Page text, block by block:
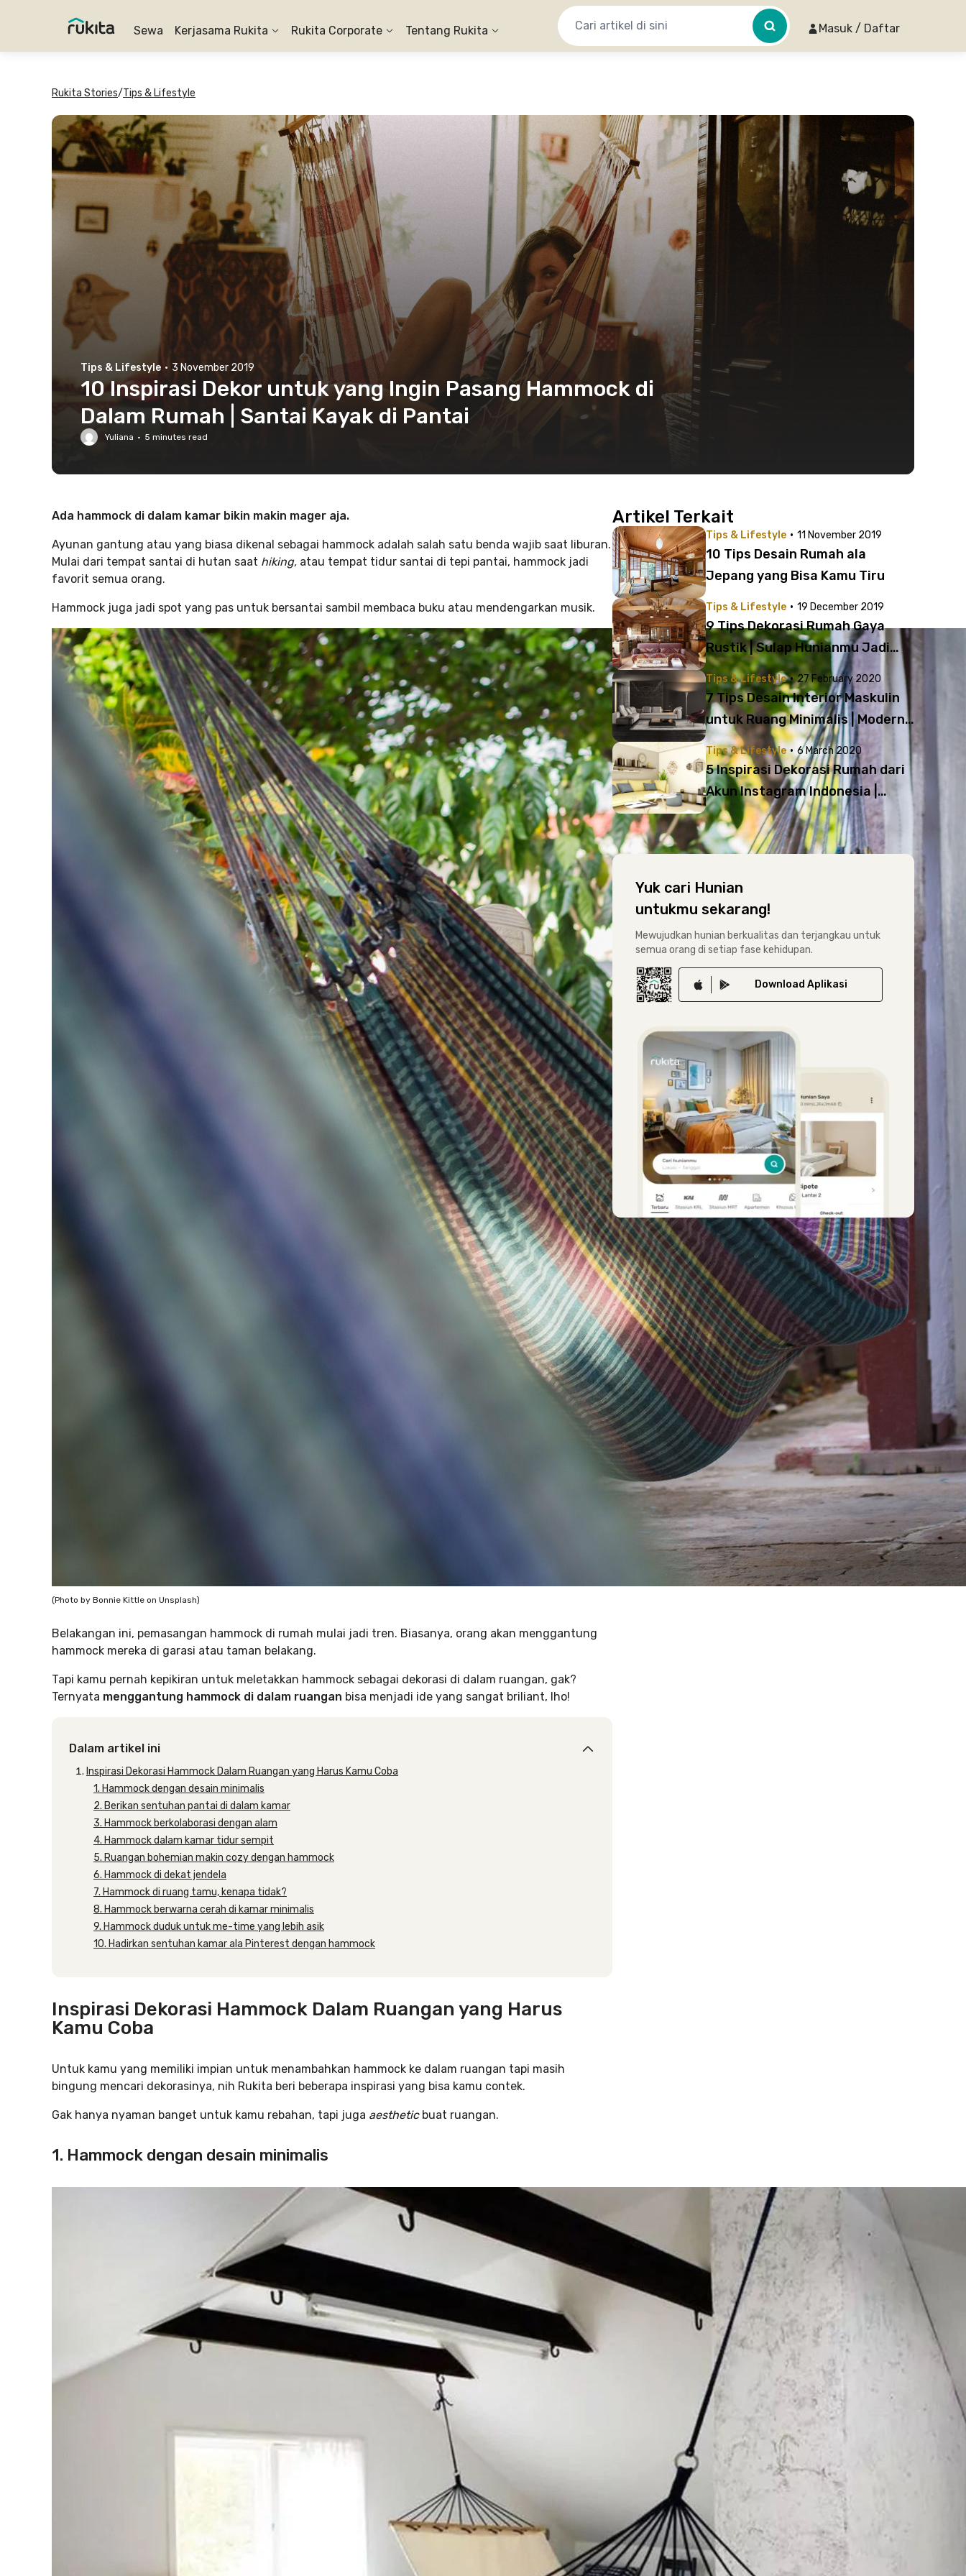
Sewa Kerjasama Rukita Rukita Corporate Tentang Rukita Masuk / Daftar
Rukita Stories/Tips & Lifestyle
Tips & Lifestyle · 3 November 2019
10 Inspirasi Dekor untuk yang Ingin Pasang Hammock di
Dalam Rumah | Santai Kayak di Pantai
Yuliana · 5 minutes read
Ada hammock di dalam kamar bikin makin mager aja.
Ayunan gantung atau yang biasa dikenal sebagai hammock adalah salah satu benda wajib saat liburan.
Mulai dari tempat santai di hutan saat hiking, atau tempat tidur santai di tepi pantai, hammock jadi
favorit semua orang.
Hammock juga jadi spot yang pas untuk bersantai sambil membaca buku atau mendengarkan musik.
(Photo by Bonnie Kittle on Unsplash)
Belakangan ini, pemasangan hammock di rumah mulai jadi tren. Biasanya, orang akan menggantung
hammock mereka di garasi atau taman belakang.
Tapi kamu pernah kepikiran untuk meletakkan hammock sebagai dekorasi di dalam ruangan, gak?
Ternyata menggantung hammock di dalam ruangan bisa menjadi ide yang sangat briliant, lho!
Dalam artikel ini
Inspirasi Dekorasi Hammock Dalam Ruangan yang Harus Kamu Coba
1. Hammock dengan desain minimalis
2. Berikan sentuhan pantai di dalam kamar
3. Hammock berkolaborasi dengan alam
4. Hammock dalam kamar tidur sempit
5. Ruangan bohemian makin cozy dengan hammock
6. Hammock di dekat jendela
7. Hammock di ruang tamu, kenapa tidak?
8. Hammock berwarna cerah di kamar minimalis
9. Hammock duduk untuk me-time yang lebih asik
10. Hadirkan sentuhan kamar ala Pinterest dengan hammock
Inspirasi Dekorasi Hammock Dalam Ruangan yang Harus
Kamu Coba
Untuk kamu yang memiliki impian untuk menambahkan hammock ke dalam ruangan tapi masih
bingung mencari dekorasinya, nih Rukita beri beberapa inspirasi yang bisa kamu contek.
Gak hanya nyaman banget untuk kamu rebahan, tapi juga aestheticbuat ruangan.
1. Hammock dengan desain minimalis
Artikel Terkait
Tips & Lifestyle · 11 November 2019
10 Tips Desain Rumah ala
Jepang yang Bisa Kamu Tiru
Tips & Lifestyle · 19 December 2019
9 Tips Dekorasi Rumah Gaya
Rustik | Sulap Hunianmu Jadi
Unik dan Estetik!
Tips & Lifestyle · 27 February 2020
7 Tips Desain Interior Maskulin
untuk Ruang Minimalis | Modern
dan Elegan!
Tips & Lifestyle · 6 March 2020
5 Inspirasi Dekorasi Rumah dari
Akun Instagram Indonesia |
Banyak Tips Bermanfaat!
Yuk cari Hunian
untukmu sekarang!
Mewujudkan hunian berkualitas dan terjangkau untuk
semua orang di setiap fase kehidupan.
Download Aplikasi